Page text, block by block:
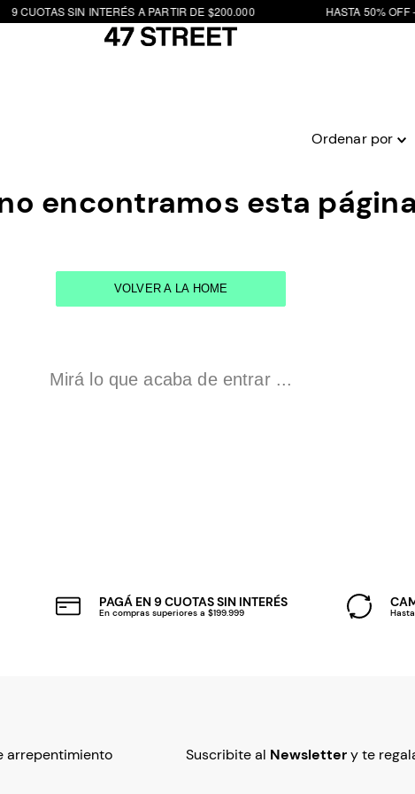
9 CUOTAS SIN INTERÉS A PARTIR DE $200.000 HASTA 50% OFF -
Ordenar por
encontramos esta página
VOLVER A LA HOME
Mirá lo que acaba de entrar ...
PAGÁ EN 9 CUOTAS SIN INTERÉS
En compras superiores a $199.999
arrepentimiento Suscribite al Newslettery te